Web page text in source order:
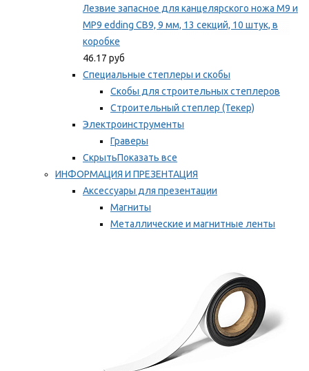
Лезвие запасное для канцелярского ножа M9 и
MP9 edding CB9, 9 мм, 13 секций, 10 штук, в
коробке
46.17 руб
Специальные степлеры и скобы
Скобы для строительных степлеров
Строительный степлер (Текер)
Электроинструменты
Граверы
СкрытьПоказать все
ИНФОРМАЦИЯ И ПРЕЗЕНТАЦИЯ
Аксессуары для презентации
Магниты
Металлические и магнитные ленты